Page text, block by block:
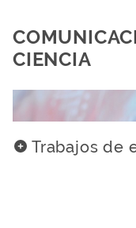
CIENCIA
Trabajos de